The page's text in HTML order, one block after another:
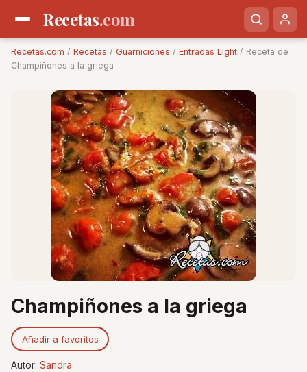
Recetas.com
Recetas.com / Recetas / Guarniciones / Entradas Light / Receta de
Champiñones a la griega
Champiñones a la griega
Añadir a favoritos
Autor: Sandra